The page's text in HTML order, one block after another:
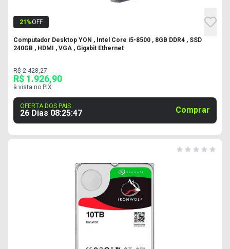
21 %OFF
Computador Desktop YON , Intel Core i5-8500 , 8GB DDR4 , SSD
240GB , HDMI , VGA , Gigabit Ethernet
R$ 2.428,27
R$ 1.926,90
à vista no PIX
OFERTA DOS PAIS
26 Dias 08:25:46 Comprar